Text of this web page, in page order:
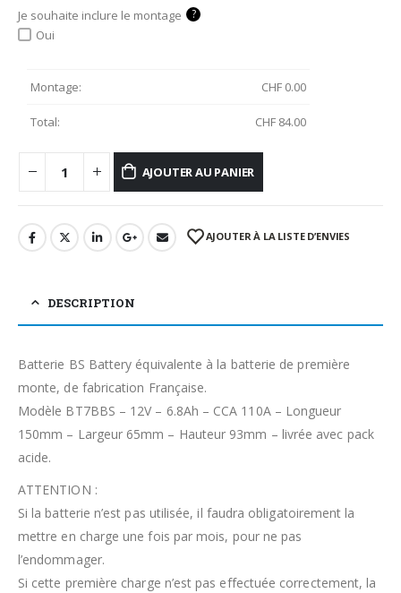
Je souhaite inclure le montage ?
Oui
Montage: CHF 0.00
Total: CHF 84.00
AJOUTER AU PANIER
AJOUTER À LA LISTE D’ENVIES
DESCRIPTION
Batterie BS Battery équivalente à la batterie de première
monte, de fabrication Française.
Modèle BT7BBS – 12V – 6.8Ah – CCA 110A – Longueur
150mm – Largeur 65mm – Hauteur 93mm – livrée avec pack
acide.
ATTENTION :
Si la batterie n’est pas utilisée, il faudra obligatoirement la
mettre en charge une fois par mois, pour ne pas
l’endommager.
Si cette première charge n’est pas effectuée correctement, la